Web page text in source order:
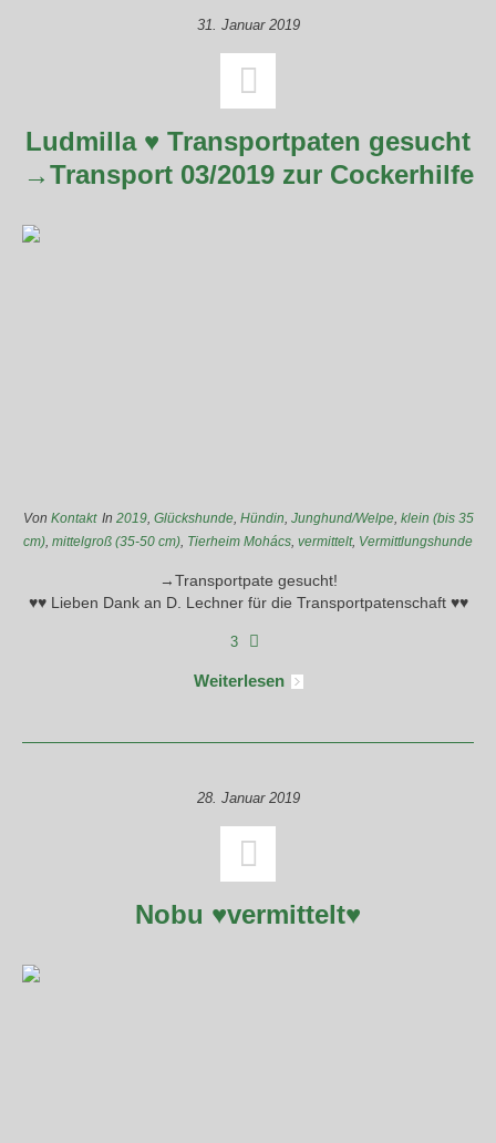
31. Januar 2019
Ludmilla ♥ Transportpaten gesucht
→Transport 03/2019 zur Cockerhilfe
Von Kontakt In 2019, Glückshunde, Hündin, Junghund/Welpe, klein (bis 35
cm), mittelgroß (35-50 cm), Tierheim Mohács, vermittelt, Vermittlungshunde
→Transportpate gesucht!
♥♥ Lieben Dank an D. Lechner für die Transportpatenschaft ♥♥
3
Weiterlesen
28. Januar 2019
Nobu ♥vermittelt♥